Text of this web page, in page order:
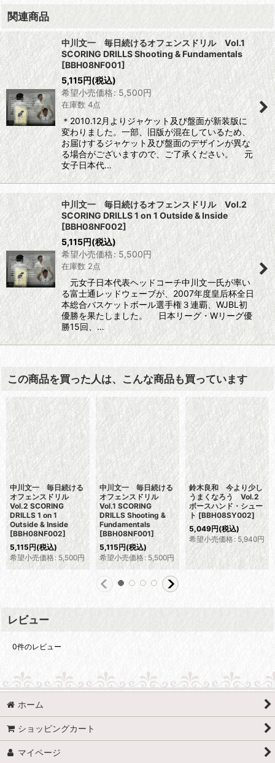
関連商品
中川文一 毎日続けるオフェンスドリル Vol.1
SCORING DRILLS Shooting & Fundamentals
[BBH08NF001]
5,115円(税込)
希望小売価格: 5,500円
在庫数 4点
＊2010.12月よりジャケット及び盤面が新装版に
変わりました。一部、旧版が混在しているため、
お届けするジャケット及び盤面のデザインが異な
る場合がございますので、ご了承ください。 元
女子日本代…
中川文一 毎日続けるオフェンスドリル Vol.2
SCORING DRILLS 1 on 1 Outside & Inside
[BBH08NF002]
5,115円(税込)
希望小売価格: 5,500円
在庫数 2点
元女子日本代表ヘッドコーチ中川文一氏が率い
る富士通レッドウェーブが、2007年度皇后杯全日
本総合バスケットボール選手権３連覇、WJBL初
優勝を果たしました。 日本リーグ・Wリーグ優
勝15回、…
この商品を買った人は、こんな商品も買っています
中川文一 毎日続ける
オフェンスドリル
Vol.2 SCORING
DRILLS 1 on 1
Outside & Inside
[BBH08NF002]
5,115円(税込)
希望小売価格: 5,500円
中川文一 毎日続ける
オフェンスドリル
Vol.1 SCORING
DRILLS Shooting &
Fundamentals
[BBH08NF001]
5,115円(税込)
希望小売価格: 5,500円
鈴木良和 今より少し
うまくなろう Vol.2
ボースハンド・シュー
ト [BBH08SY002]
5,049円(税込)
希望小売価格: 5,940円
レビュー
0件のレビュー
ホーム
ショッピングカート
マイページ